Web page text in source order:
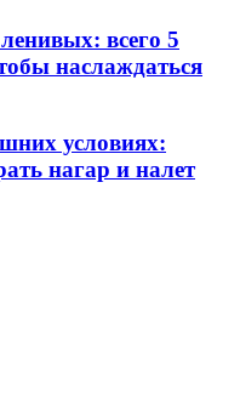
всего 5
наслаждаться
условиях:
нагар и налет